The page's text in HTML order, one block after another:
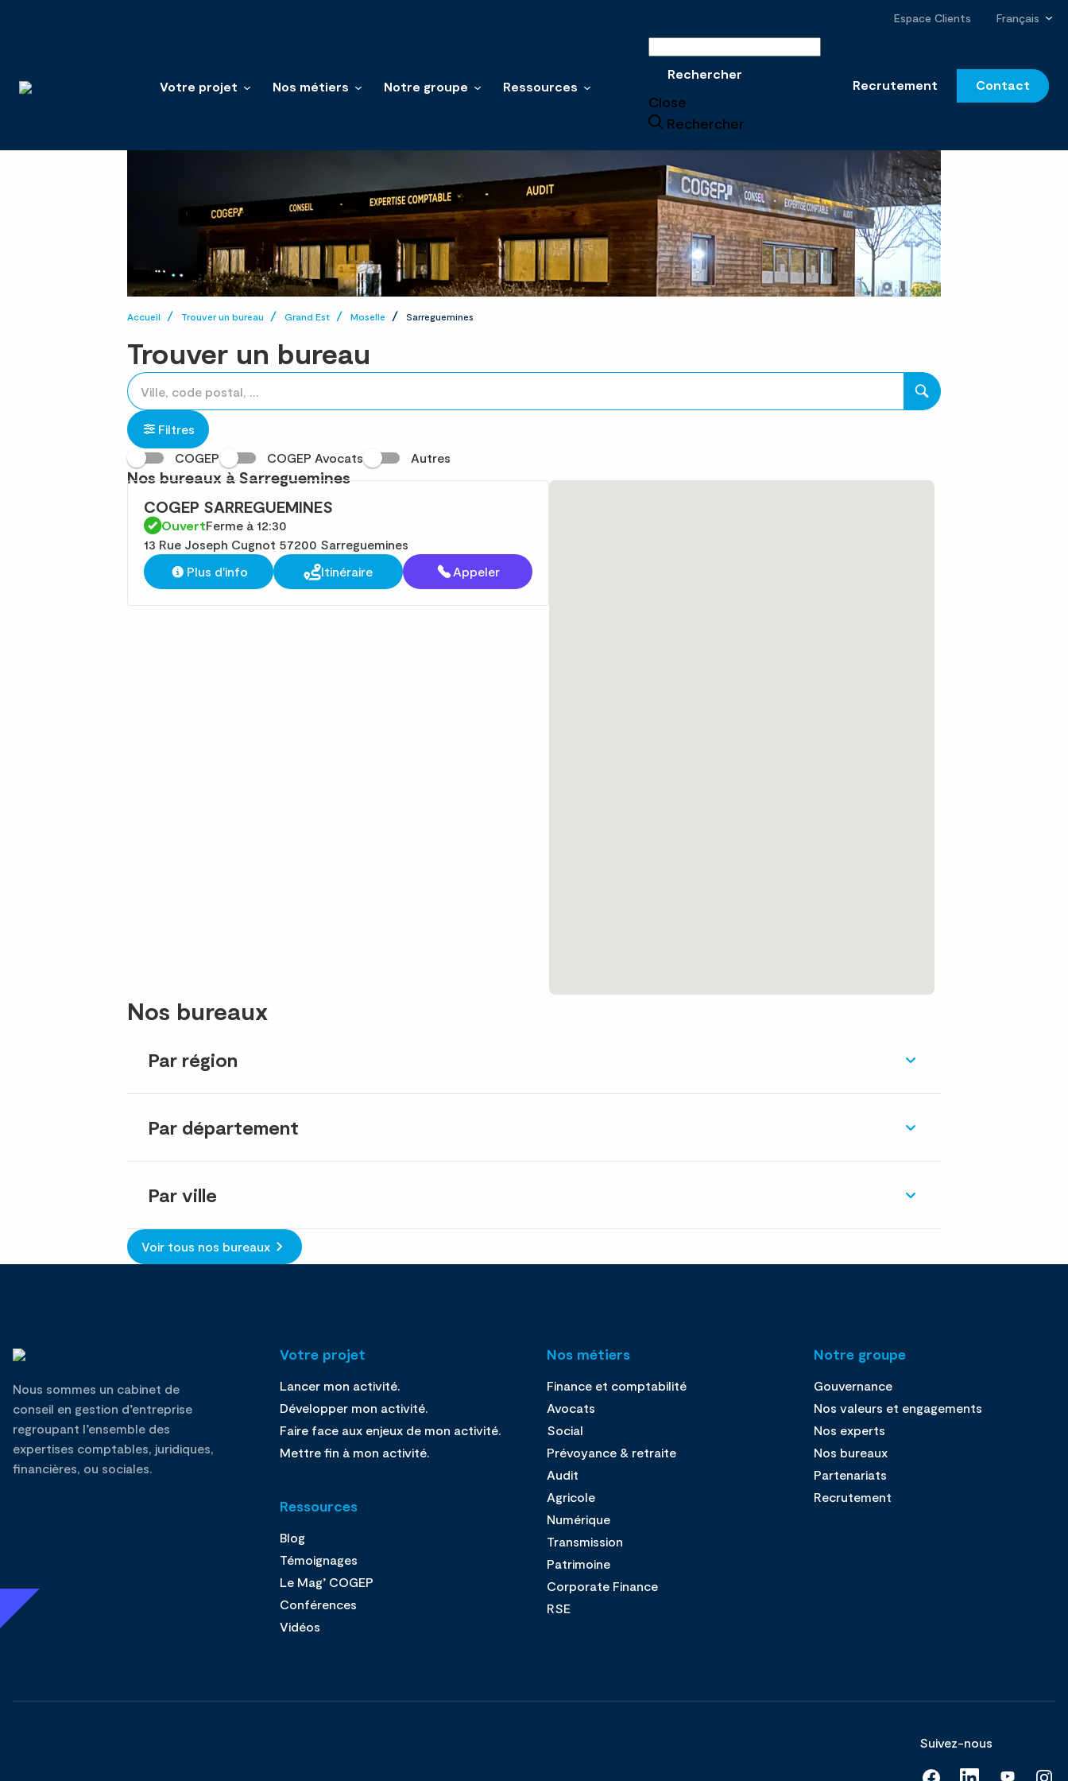
Espace Clients Français
Votre projet Nos métiers Notre groupe Ressources
Rechercher
Close
Rechercher
Recrutement Contact
Accueil Trouver un bureau Grand Est Moselle Sarreguemines
Trouver un bureau
Veuillez
renseigner
une
adresse
{{count}}
résultat(s)
trouvé(s)
Filtres
COGEP
COGEP Avocats Autres
Nos bureaux à Sarreguemines
COGEP SARREGUEMINES
OuvertFerme à 12:30
13 Rue Joseph Cugnot 57200 Sarreguemines
Plus d'info
Itinéraire Appeler
Nos bureaux
Par région
Par département
Par ville
Voir tous nos bureaux
Nous sommes un cabinet de
conseil en gestion d’entreprise
regroupant l’ensemble des
expertises comptables, juridiques,
financières, ou sociales.
Votre projet
Lancer mon activité.
Développer mon activité.
Faire face aux enjeux de mon activité.
Mettre fin à mon activité.
Nos métiers
Finance et comptabilité
Avocats
Social
Prévoyance & retraite
Audit
Agricole
Numérique
Transmission
Patrimoine
Corporate Finance
RSE
Notre groupe
Gouvernance
Nos valeurs et engagements
Nos experts
Nos bureaux
Partenariats
Recrutement
Ressources
Blog
Témoignages
Le Mag’ COGEP
Conférences
Vidéos
Suivez-nous